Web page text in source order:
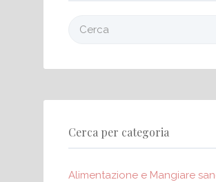
Cerca:
Cerca per categoria
Alimentazione e Mangiare